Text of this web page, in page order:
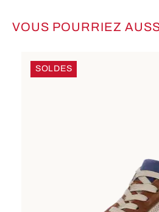
Ignorer la galerie de produits
VOUS POURRIEZ
SOLDES